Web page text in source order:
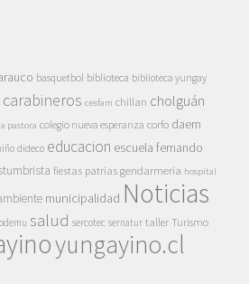
basquetbol biblioteca biblioteca yungay
carabineros cesfam chillan cholguán
pastora colegio nueva esperanza corfo daem
dideco educacion escuela fernando
fiestas patrias gendarmeria hospital
municipalidad Noticias
salud sercotec sernatur taller Turismo
yungayino.cl